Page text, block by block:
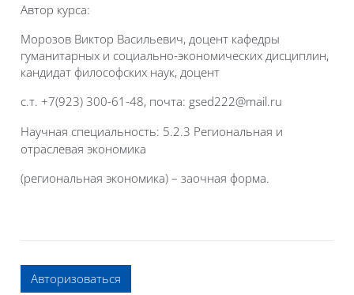
Автор курса:
Морозов Виктор Васильевич, доцент кафедры
гуманитарных и социально-экономических дисциплин,
кандидат философских наук, доцент
с.т. +7(923) 300-61-48, почта: gsed222@mail.ru
Научная специальность: 5.2.3 Региональная и
отраслевая экономика
(региональная экономика) – заочная форма.
Авторизоваться